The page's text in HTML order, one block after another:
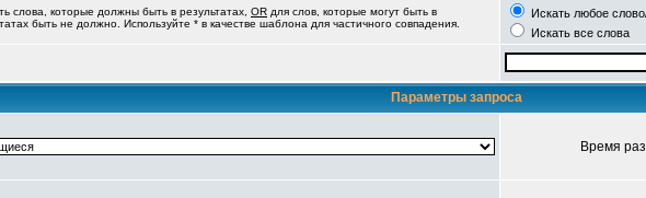
слова, которые должны быть в результатах, OR для слов, которые могут быть в
быть не должно. Используйте * в качестве шаблона для частичного совпадения.
Искать любое
Искать все слова
Параметры запроса
Время